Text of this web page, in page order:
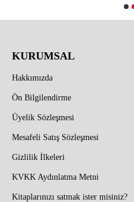
KURUMSAL
Hakkımızda
Ön Bilgilendirme
Üyelik Sözleşmesi
Mesafeli Satış Sözleşmesi
Gizlilik İlkeleri
KVKK Aydınlatma Metni
Kitaplarınızı satmak ister misiniz?